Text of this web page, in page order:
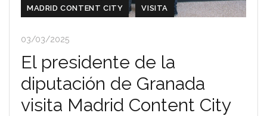
MADRID CONTENT CITY VISITA
03/03/2025
El presidente de la
diputación de Granada
visita Madrid Content City